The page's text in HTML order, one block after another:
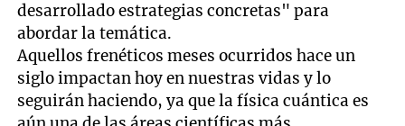
desarrollado estrategias concretas" para
abordar la temática.
Aquellos frenéticos meses ocurridos hace un
siglo impactan hoy en nuestras vidas y lo
seguirán haciendo, ya que la física cuántica es